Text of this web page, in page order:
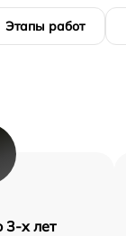
Этапы работ
3-х лет